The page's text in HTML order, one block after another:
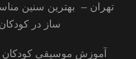
تهران – بهترین سنین
ساز در
آموزش موسیقی کودکان